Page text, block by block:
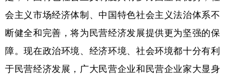
会主义市场经济体制、中国特色社会主义法治体系不
断健全和完善，将为民营经济发展提供更为坚强的保
障。现在政治环境、经济环境、社会环境都十分有利
于民营经济发展，广大民营企业和民营企业家大显身